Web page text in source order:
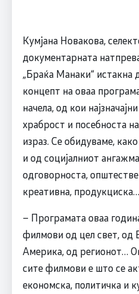
Кумјана Новакова,
документарната
„Браќа Манаки“ истакна
концепт на оваа
начела, од кои
храброст и посебноста
израз. Се обидуваме,
и од социјалниот
одговорноста,
креативна, продукциска…
– Програмата оваа
филмови од цел свет, од
Америка, од регионот…
сите филмови е што се
економска, политичка и